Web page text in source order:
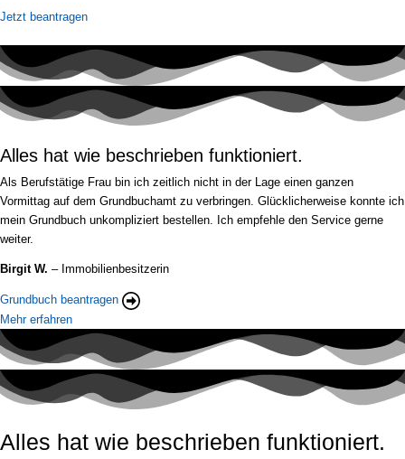
Jetzt beantragen
Alles hat wie beschrieben funktioniert.
Als Berufstätige Frau bin ich zeitlich nicht in der Lage einen ganzen
Vormittag auf dem Grundbuchamt zu verbringen. Glücklicherweise konnte ich
mein Grundbuch unkompliziert bestellen. Ich empfehle den Service gerne
weiter.
Birgit W. – Immobilienbesitzerin
Grundbuch beantragen
Mehr erfahren
Alles hat wie beschrieben funktioniert.